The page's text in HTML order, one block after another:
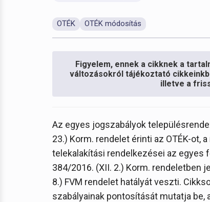
OTÉK OTÉK módosítás
Figyelem, ennek a cikknek a
változásokról tájékoztató
illetve a
Az egyes jogszabályok
23.) Korm. rendelet érinti az OTÉK-ot,
telekalakítási rendelkezései az egyes
384/2016. (XII. 2.) Korm. rendeletben
8.) FVM rendelet hatályát veszti.
szabályainak pontosítását mutatja be,